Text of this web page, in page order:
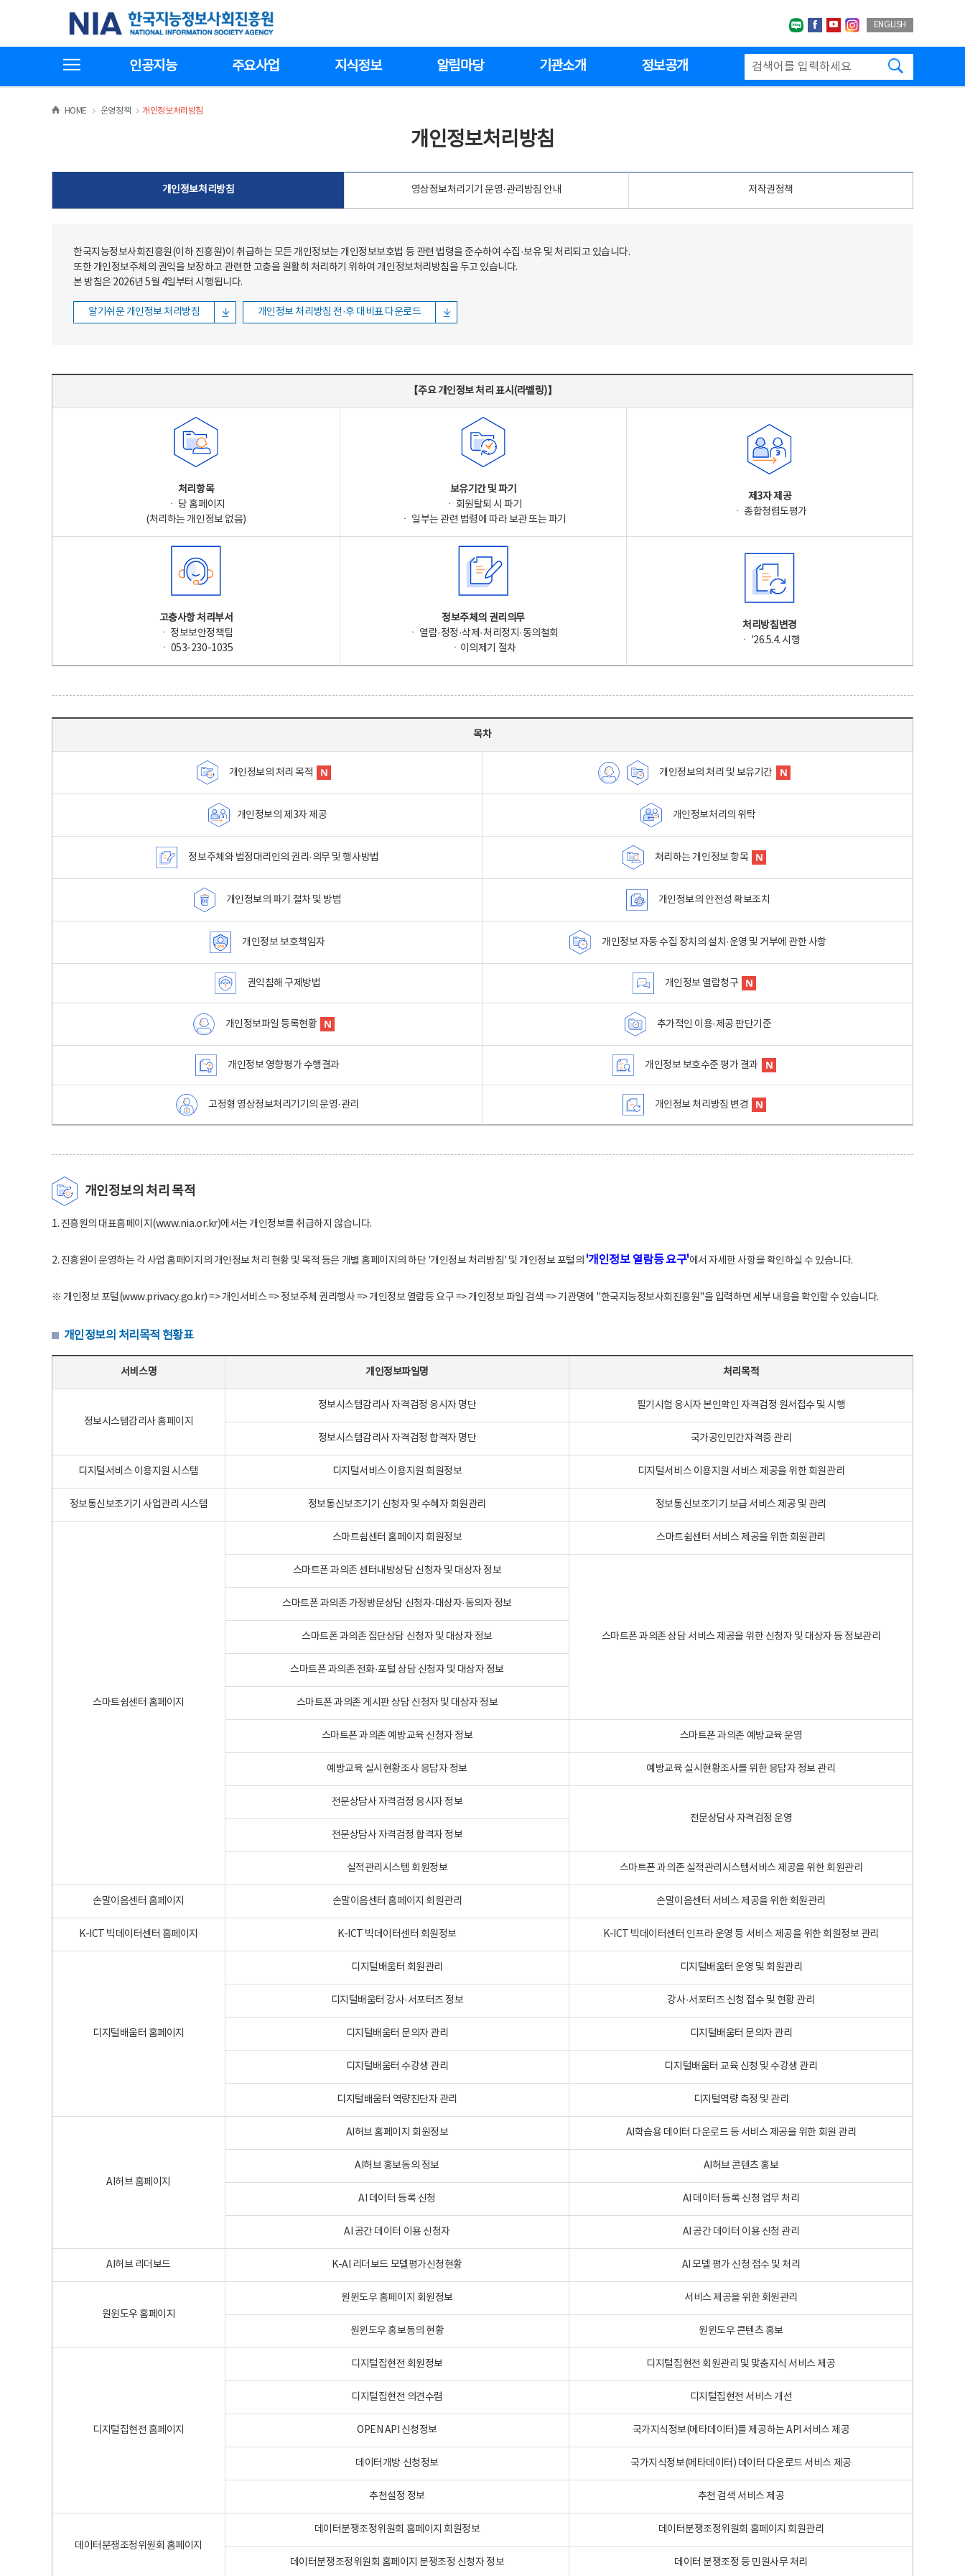
한국지능정보사회진흥원
네이버블로그
페이스북
유투브인스타그랩
ENGLISH
인공지능 주요사업 지식정보 알림마당 기관소개 정보공개
HOME >운영정책 >
개인정보처리방침
개인정보처리방침
개인정보처리방침 영상정보처리기기 운영·관리방침 안내 저작권정책
한국지능정보사회진흥원(이하 진흥원)이 취급하는 모든 개인정보는 개인정보보호법 등 관련 법령을 준수하여 수집·보유 및 처리되고 있습니다.
또한 개인정보주체의 권익을 보장하고 관련한 고충을 원활히 처리하기 위하여 개인정보처리방침을 두고 있습니다.
본 방침은 2026년 5월 4일부터 시행됩니다.
알기쉬운 개인정보 처리방침 개인정보 처리방침 전·후 대비표 다운로드
【주요 개인정보 처리 표시(라벨링)】
처리항목
ㆍ 당 홈페이지
(처리하는 개인정보 없음)
보유기간 및 파기
ㆍ 회원탈퇴 시 파기
ㆍ 일부는 관련 법령에 따라 보관 또는 파기
제3자 제공
ㆍ 종합청렴도평가
고충사항 처리부서
ㆍ 정보보안정책팀
ㆍ 053-230-1035
정보주체의 권리의무
ㆍ 열람·정정·삭제·처리정지·동의철회
ㆍ이의제기 절차
처리방침변경
ㆍ '26.5.4. 시행
목차
개인정보의 처리 목적 개인정보의 처리 및 보유기간
개인정보의 제3자 제공 개인정보처리의 위탁
정보주체와 법정대리인의 권리·의무 및 행사방법 처리하는 개인정보 항목
개인정보의 파기 절차 및 방법 개인정보의 안전성 확보조치
개인정보 보호책임자 개인정보 자동 수집 장치의 설치·운영 및 거부에 관한 사항
권익침해 구제방법 개인정보 열람청구
개인정보파일 등록현황 추가적인 이용·제공 판단기준
개인정보 영향평가 수행결과 개인정보 보호수준 평가 결과
고정형 영상정보처리기기의 운영·관리 개인정보 처리방침 변경
개인정보의 처리 목적
1. 진흥원의 대표홈페이지(www.nia.or.kr)에서는 개인정보를 취급하지 않습니다.
2. 진흥원이 운영하는 각 사업 홈페이지의 개인정보 처리 현황 및 목적 등은 개별 홈페이지의 하단 '개인정보 처리방침' 및 개인정보 포털의 '개인정보 열람등 요구'에서 자세한 사항을 확인하실 수 있습니다.
※ 개인정보 포털(www.privacy.go.kr) => 개인서비스 => 정보주체 권리행사 => 개인정보 열람등 요구 => 개인정보 파일 검색 => 기관명에 "한국지능정보사회진흥원"을 입력하면 세부 내용을 확인할 수 있습니다.
개인정보의 처리목적 현황표
서비스명 개인정보파일명 처리목적
정보시스템감리사 홈페이지
정보시스템감리사 자격검정 응시자 명단 필기시험 응시자 본인확인 자격검정 원서접수 및 시행
정보시스템감리사 자격검정 합격자 명단 국가공인민간자격증 관리
디지털서비스 이용지원 시스템 디지털서비스 이용지원 회원정보 디지털서비스 이용지원 서비스 제공을 위한 회원관리
정보통신보조기기 사업관리 시스템 정보통신보조기기 신청자 및 수혜자 회원관리 정보통신보조기기 보급 서비스 제공 및 관리
스마트쉼센터 홈페이지
스마트쉼센터 홈페이지 회원정보 스마트쉼센터 서비스 제공을 위한 회원관리
스마트폰 과의존 센터내방상담 신청자 및 대상자 정보
스마트폰 과의존 상담 서비스 제공을 위한 신청자 및 대상자 등 정보관리
스마트폰 과의존 가정방문상담 신청자·대상자·동의자 정보
스마트폰 과의존 집단상담 신청자 및 대상자 정보
스마트폰 과의존 전화·포털 상담 신청자 및 대상자 정보
스마트폰 과의존 게시판 상담 신청자 및 대상자 정보
스마트폰 과의존 예방교육 신청자 정보 스마트폰 과의존 예방교육 운영
예방교육 실시현황조사 응답자 정보 예방교육 실시현황조사를 위한 응답자 정보 관리
전문상담사 자격검정 응시자 정보
전문상담사 자격검정 운영
전문상담사 자격검정 합격자 정보
실적관리시스템 회원정보 스마트폰 과의존 실적관리시스템서비스 제공을 위한 회원관리
손말이음센터 홈페이지 손말이음센터 홈페이지 회원관리 손말이음센터 서비스 제공을 위한 회원관리
K-ICT 빅데이터센터 홈페이지 K-ICT 빅데이터센터 회원정보 K-ICT 빅데이터센터 인프라 운영 등 서비스 제공을 위한 회원정보 관리
디지털배움터 홈페이지
디지털배움터 회원관리 디지털배움터 운영 및 회원관리
디지털배움터 강사·서포터즈 정보 강사·서포터즈 신청 접수 및 현황 관리
디지털배움터 문의자 관리 디지털배움터 문의자 관리
디지털배움터 수강생 관리 디지털배움터 교육 신청 및 수강생 관리
디지털배움터 역량진단자 관리 디지털역량 측정 및 관리
AI허브 홈페이지
AI허브 홈페이지 회원정보 AI학습용 데이터 다운로드 등 서비스 제공을 위한 회원 관리
AI허브 홍보동의 정보 AI허브 콘텐츠 홍보
AI 데이터 등록 신청 AI 데이터 등록 신청 업무 처리
AI 공간 데이터 이용 신청자 AI 공간 데이터 이용 신청 관리
AI허브 리더보드 K-AI 리더보드 모델평가신청현황 AI 모델 평가 신청 접수 및 처리
원윈도우 홈페이지
원윈도우 홈페이지 회원정보 서비스 제공을 위한 회원관리
원윈도우 홍보동의 현황 원윈도우 콘텐츠 홍보
디지털집현전 홈페이지
디지털집현전 회원정보 디지털집현전 회원관리 및 맞춤지식 서비스 제공
디지털집현전 의견수렴 디지털집현전 서비스 개선
OPEN API 신청정보 국가지식정보(메타데이터)를 제공하는 API 서비스 제공
데이터개방 신청정보 국가지식정보(메타데이터) 데이터 다운로드 서비스 제공
추천설정 정보 추천 검색 서비스 제공
데이터분쟁조정위원회 홈페이지
데이터분쟁조정위원회 홈페이지 회원정보 데이터분쟁조정위원회 홈페이지 회원관리
데이터분쟁조정위원회 홈페이지 분쟁조정 신청자 정보 데이터 분쟁조정 등 민원사무 처리